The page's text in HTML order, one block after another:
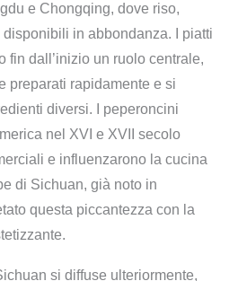
e Chongqing, dove riso,
in abbondanza. I piatti
fin dall’inizio un ruolo centrale,
preparati rapidamente e si
diversi. I peperoncini
nel XVI e XVII secolo
e influenzarono la cucina
di Sichuan, già noto in
questa piccantezza con la
si diffuse ulteriormente,